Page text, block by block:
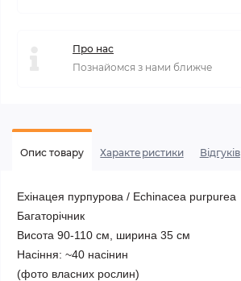
Про нас
Познайомся з нами ближче
Опис товару Характеристики Відгуків
Ехінацея пурпурова / Echinаcea purpurea
Багаторічник
Висота 90-110 см, ширина 35 см
Насіння: ~40 насінин
(фото власних рослин)